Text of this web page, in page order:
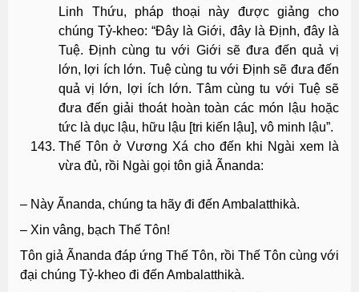
Linh Thứu, pháp thoại này được giảng cho
chúng Tỷ-kheo: “Ðây là Giới, đây là Ðịnh, đây là
Tuệ. Ðịnh cùng tu với Giới sẽ đưa đến quả vị
lớn, lợi ích lớn. Tuệ cùng tu với Ðịnh sẽ đưa đến
quả vị lớn, lợi ích lớn. Tâm cùng tu với Tuệ sẽ
đưa đến giải thoát hoàn toàn các món lậu hoặc
tức là dục lậu, hữu lậu [tri kiến lậu], vô minh lậu”.
Thế Tôn ở Vương Xá cho đến khi Ngài xem là
vừa đủ, rồi Ngài gọi tôn giả Ãnanda:
– Này Ãnanda, chúng ta hãy đi đến Ambalatthikà.
– Xin vâng, bạch Thế Tôn!
Tôn giả Ãnanda đáp ứng Thế Tôn, rồi Thế Tôn cùng với
đại chúng Tỷ-kheo đi đến Ambalatthikà.